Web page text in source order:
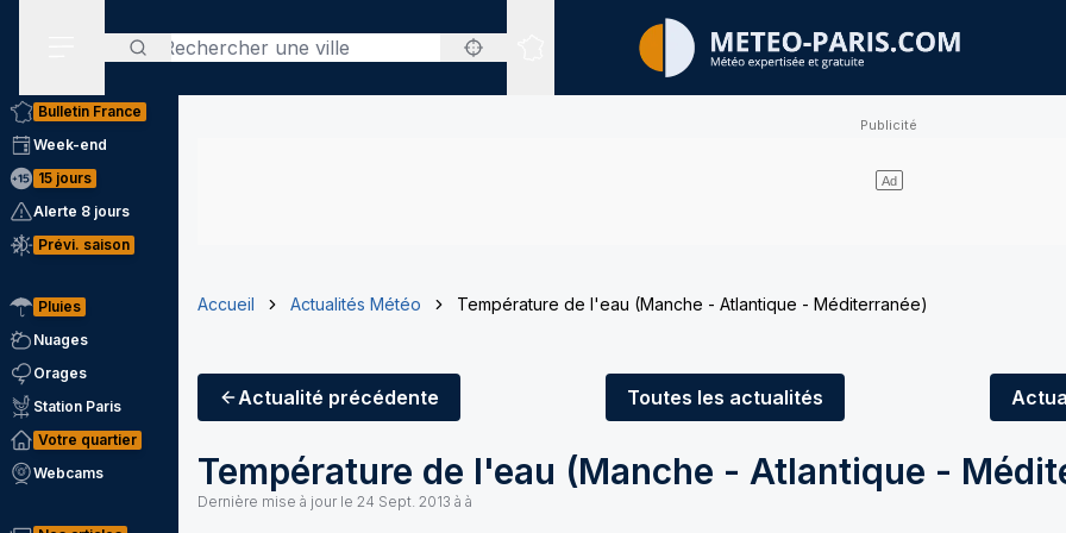
Rechercher
Sites expertisés
Bulletin France
Week-end
15 jours
Alerte 8 jours
Prévi. saison
Pluies
Nuages
Orages
Station Paris
Votre quartier
Webcams
Accueil Actualités Météo Température de l'eau (Manche - Atlantique - Méditerranée)
Actualité précédente Toutes les actualités
Température de l'eau (Manche - Atlantique -
Dernière mise à jour le 24 Sept. 2013 à à